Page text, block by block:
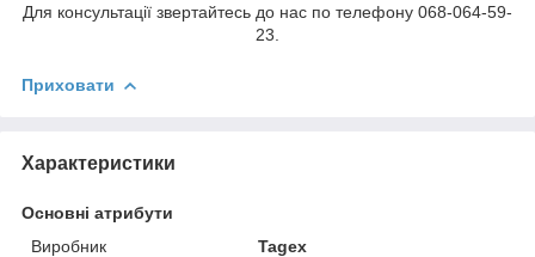
Для консультації звертайтесь до нас по телефону 068-064-59-
23.
Приховати
Характеристики
Основні атрибути
Виробник
Tagex